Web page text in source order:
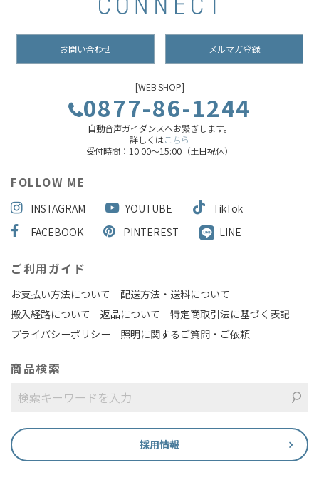
お問い合わせ メルマガ登録
[WEB SHOP]
0877-86-1244
自動音声ガイダンスへお繋ぎします。
詳しくはこちら
受付時間：10:00～15:00（土日祝休）
FOLLOW ME
INSTAGRAM YOUTUBE
TikTok
FACEBOOK
PINTEREST LINE
ご利用ガイド
お支払い方法について
配送方法・送料について
搬入経路について
返品について
特定商取引法に基づく表記
プライバシーポリシー
照明に関するご質問・ご依頼
商品検索
採用情報